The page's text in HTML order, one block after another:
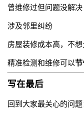
曾维修过但问题没解决
涉及邻里纠纷
房屋装修成本高，不
精准检测和维修可以
写在最后
回到大家最关心的问题